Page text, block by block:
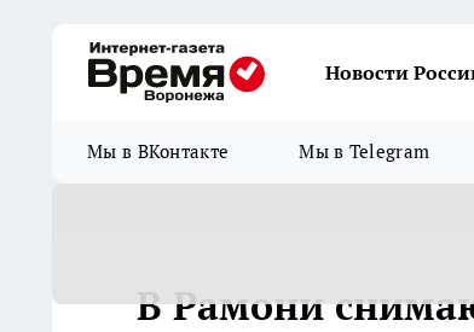
Новости
Мы в ВКонтакте Мы в Telegram
В Рамони